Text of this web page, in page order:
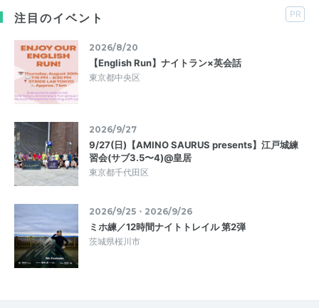
注目のイベント PR
2026/8/20
【English Run】ナイトラン×英会話
東京都中央区
2026/9/27
9/27(日)【AMINO SAURUS presents】江戸城練
習会(サブ3.5〜4)@皇居
東京都千代田区
2026/9/25・2026/9/26
ミホ練／12時間ナイトトレイル 第2弾
茨城県桜川市